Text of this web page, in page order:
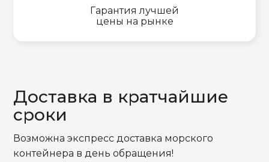
Гарантия лучшей
цены на рынке
Доставка в кратчайшие
сроки
Возможна экспресс доставка морского
контейнера в день обращения!